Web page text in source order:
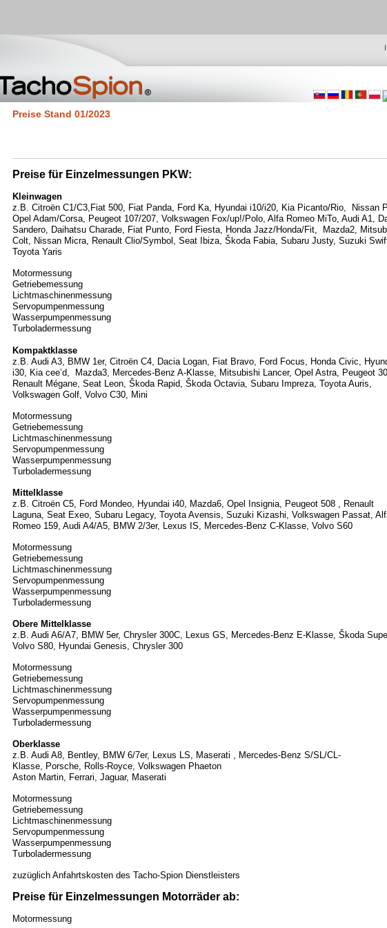
Preise Stand 01/2023
Preise für Einzelmessungen PKW:
Kleinwagen
z.B. Citroën C1/C3,Fiat 500, Fiat Panda, Ford Ka, Hyundai i10/i20, Kia Picanto/Rio, Nissan
Opel Adam/Corsa, Peugeot 107/207, Volkswagen Fox/up!/Polo, Alfa Romeo MiTo, Audi A1,
Sandero, Daihatsu Charade, Fiat Punto, Ford Fiesta, Honda Jazz/Honda/Fit, Mazda2,
Colt, Nissan Micra, Renault Clio/Symbol, Seat Ibiza, Škoda Fabia, Subaru Justy, Suzuki
Toyota Yaris
Motormessung
Getriebemessung
Lichtmaschinenmessung
Servopumpenmessung
Wasserpumpenmessung
Turboladermessung
Kompaktklasse
z.B. Audi A3, BMW 1er, Citroën C4, Dacia Logan, Fiat Bravo, Ford Focus, Honda Civic,
i30, Kia cee’d, Mazda3, Mercedes-Benz A-Klasse, Mitsubishi Lancer, Opel Astra, Peugeot
Renault Mégane, Seat Leon, Škoda Rapid, Škoda Octavia, Subaru Impreza, Toyota Auris,
Volkswagen Golf, Volvo C30, Mini
Motormessung
Getriebemessung
Lichtmaschinenmessung
Servopumpenmessung
Wasserpumpenmessung
Turboladermessung
Mittelklasse
z.B. Citroën C5, Ford Mondeo, Hyundai i40, Mazda6, Opel Insignia, Peugeot 508 , Renault
Laguna, Seat Exeo, Subaru Legacy, Toyota Avensis, Suzuki Kizashi, Volkswagen Passat,
Romeo 159, Audi A4/A5, BMW 2/3er, Lexus IS, Mercedes-Benz C-Klasse, Volvo S60
Motormessung
Getriebemessung
Lichtmaschinenmessung
Servopumpenmessung
Wasserpumpenmessung
Turboladermessung
Obere Mittelklasse
z.B. Audi A6/A7, BMW 5er, Chrysler 300C, Lexus GS, Mercedes-Benz E-Klasse, Škoda
Volvo S80, Hyundai Genesis, Chrysler 300
Motormessung
Getriebemessung
Lichtmaschinenmessung
Servopumpenmessung
Wasserpumpenmessung
Turboladermessung
Oberklasse
z.B. Audi A8, Bentley, BMW 6/7er, Lexus LS, Maserati , Mercedes-Benz S/SL/CL-
Klasse, Porsche, Rolls-Royce, Volkswagen Phaeton
Aston Martin, Ferrari, Jaguar, Maserati
Motormessung
Getriebemessung
Lichtmaschinenmessung
Servopumpenmessung
Wasserpumpenmessung
Turboladermessung
zuzüglich Anfahrtskosten des Tacho-Spion Dienstleisters
Preise für Einzelmessungen Motorräder ab:
Motormessung